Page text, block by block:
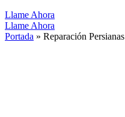
Llame Ahora
Llame Ahora
Portada » Reparación Persianas